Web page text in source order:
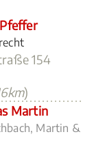
154
)
Martin
Martin &